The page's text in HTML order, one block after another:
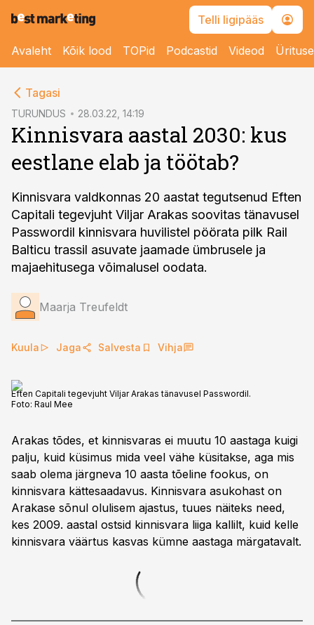
Telli ligipääs
Avaleht Kõik lood TOPid Podcastid Videod
Tagasi
TURUNDUS 28.03.22, 14:19
Kinnisvara aastal 2030: kus
eestlane elab ja töötab?
Kinnisvara valdkonnas 20 aastat tegutsenud Eften
Capitali tegevjuht Viljar Arakas soovitas tänavusel
Passwordil kinnisvara huvilistel pöörata pilk Rail
Balticu trassil asuvate jaamade ümbrusele ja
majaehitusega võimalusel oodata.
Maarja Treufeldt
Kuula Jaga Salvesta Vihja
Eften Capitali tegevjuht Viljar Arakas tänavusel Passwordil.
Foto: Raul Mee
Arakas tõdes, et kinnisvaras ei muutu 10 aastaga kuigi
palju, kuid küsimus mida veel vähe küsitakse, aga mis
saab olema järgneva 10 aasta tõeline fookus, on
kinnisvara kättesaadavus. Kinnisvara asukohast on
Arakase sõnul olulisem ajastus, tuues näiteks need,
kes 2009. aastal ostsid kinnisvara liiga kallilt, kuid kelle
kinnisvara väärtus kasvas kümne aastaga märgatavalt.